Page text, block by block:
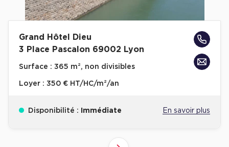
Grand Hôtel Dieu
3 Place Pascalon 69002 Lyon
Surface : 365 m², non divisibles
Loyer : 350 € HT/HC/m²/an
Disponibilité : Immédiate En savoir plus